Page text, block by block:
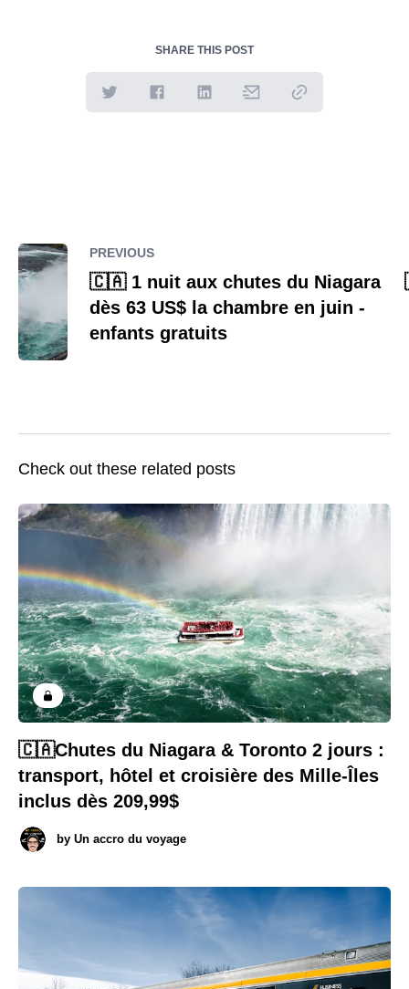
SHARE THIS POST
PREVIOUS
🇨🇦 1 nuit aux chutes du Niagara
dès 63 US$ la chambre en juin -
enfants gratuits
Check out these related posts
🇨🇦Chutes du Niagara & Toronto 2 jours :
transport, hôtel et croisière des Mille-Îles
inclus dès 209,99$
by Un accro du voyage